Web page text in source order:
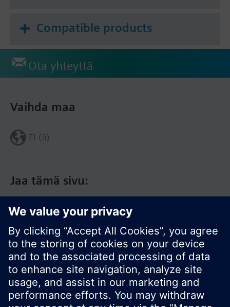
Compatible products
Ota yhteyttä
Jaa tämä sivu:
Vaihda maa
FI (fi)